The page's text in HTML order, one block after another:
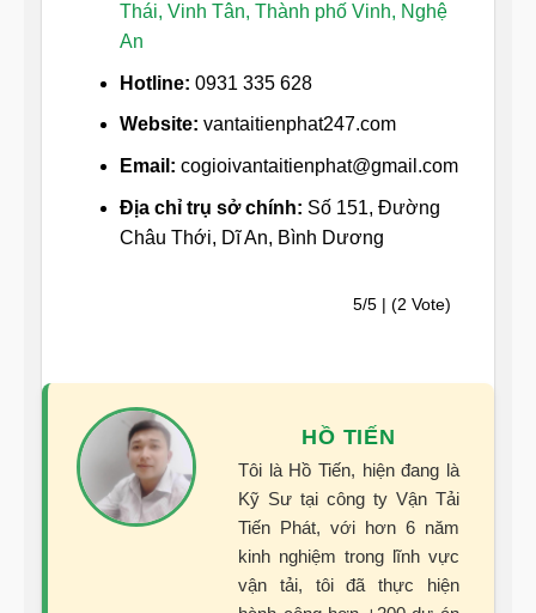
Thái, Vinh Tân, Thành phố Vinh, Nghệ
An
Hotline: 0931 335 628
Website: vantaitienphat247.com
Email: cogioivantaitienphat@gmail.com
Địa chỉ trụ sở chính: Số 151, Đường
Châu Thới, Dĩ An, Bình Dương
5/5 | (2 Vote)
HỒ TIẾN
Tôi là Hồ Tiến, hiện đang là
Kỹ Sư tại công ty Vận Tải
Tiến Phát, với hơn 6 năm
kinh nghiệm trong lĩnh vực
vận tải, tôi đã thực hiện